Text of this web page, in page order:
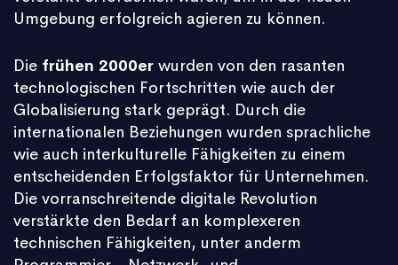
Umgebung erfolgreich agieren zu können.
Die frühen 2000er wurden von den rasanten
technologischen Fortschritten wie auch der
Globalisierung stark geprägt. Durch die
internationalen Beziehungen wurden sprachliche
wie auch interkulturelle Fähigkeiten zu einem
entscheidenden Erfolgsfaktor für Unternehmen.
Die vorranschreitende digitale Revolution
verstärkte den Bedarf an komplexeren
technischen Fähigkeiten, unter anderm